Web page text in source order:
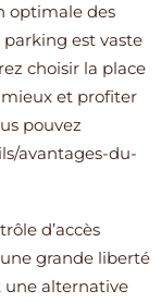
optimale des
parking est vaste
choisir la place
et profiter
pouvez
avantages-du-
d’accès
grande liberté
une alternative